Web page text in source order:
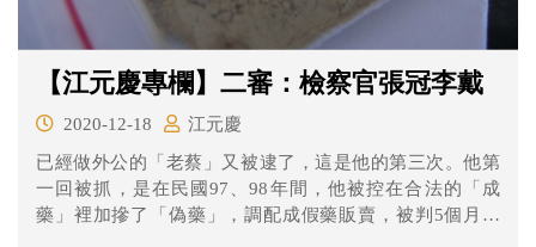
【江元慶專欄】二審：檢察官張冠李戴
2020-12-18
江元慶
已經做外公的「老蔡」又被逮了，這是他的第三次。他第
一回被抓，是在民國97、98年間，他被控在合法的「成
藥」裡加摻了「偽藥」，調配成假藥販賣，被判5個月徒